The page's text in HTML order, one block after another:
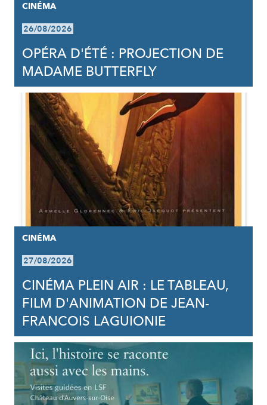
CINÉMA
26/08/2026
OPÉRA D'ÉTÉ : PROJECTION DE
MADAME BUTTERFLY
CINÉMA
27/08/2026
CINÉMA PLEIN AIR : LE TABLEAU,
FILM D'ANIMATION DE JEAN-
FRANCOIS LAGUIONIE